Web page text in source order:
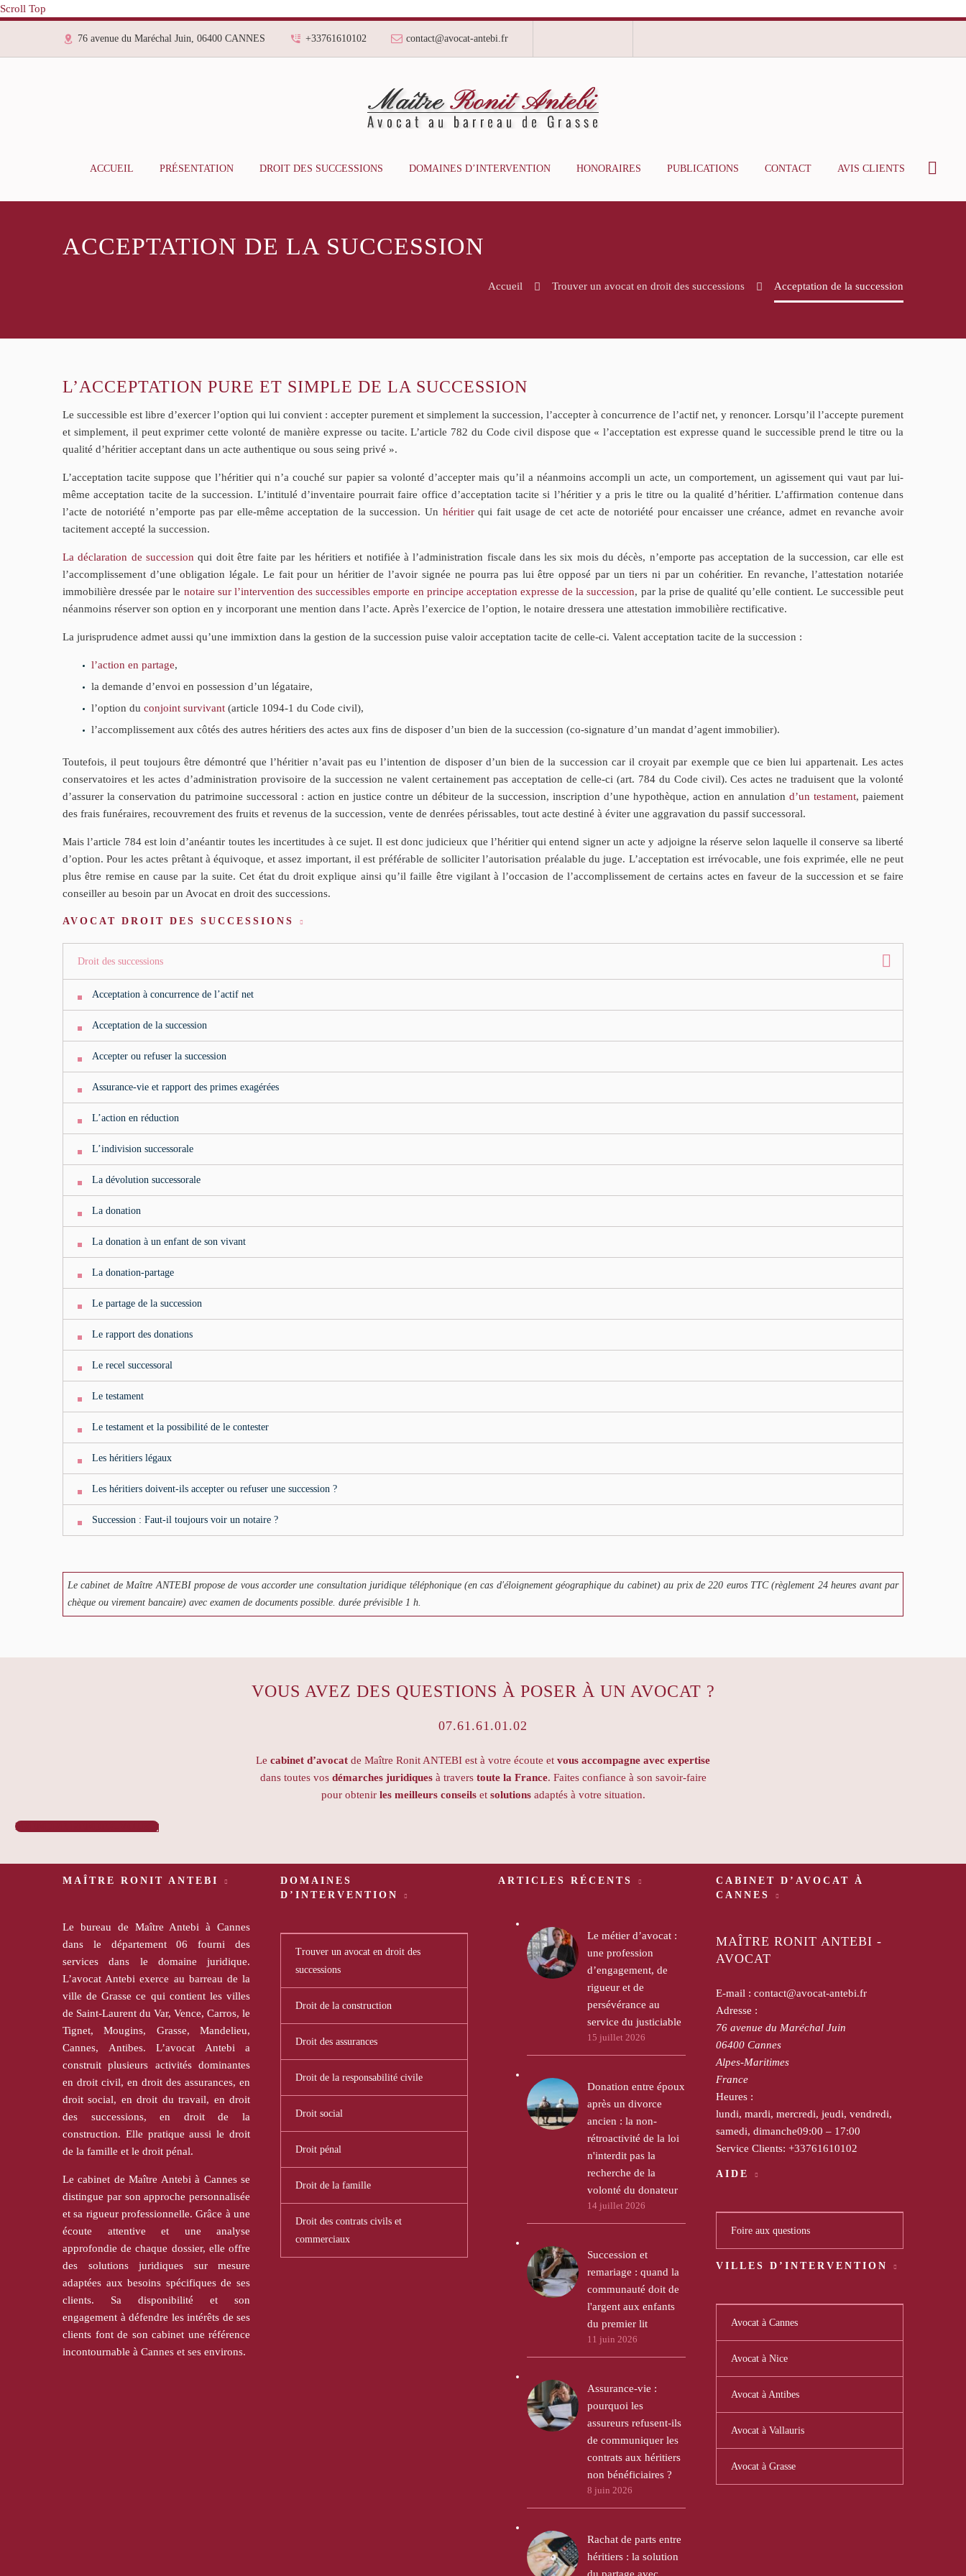
Scroll Top
76 avenue du Maréchal Juin, 06400 CANNES +33761610102 contact@avocat-antebi.fr
ACCUEIL PRÉSENTATION DROIT DES SUCCESSIONS DOMAINES D’INTERVENTION HONORAIRES PUBLICATIONS CONTACT AVIS CLIENTS
ACCEPTATION DE LA SUCCESSION
Accueil Trouver un avocat en droit des successions Acceptation de la succession
L’ACCEPTATION PURE ET SIMPLE DE LA SUCCESSION
Le successible est libre d’exercer l’option qui lui convient : accepter purement et simplement la succession, l’accepter à concurrence de l’actif net, y renoncer. Lorsqu’il l’accepte purement
et simplement, il peut exprimer cette volonté de manière expresse ou tacite. L’article 782 du Code civil dispose que « l’acceptation est expresse quand le successible prend le titre ou la
qualité d’héritier acceptant dans un acte authentique ou sous seing privé ».
L’acceptation tacite suppose que l’héritier qui n’a couché sur papier sa volonté d’accepter mais qu’il a néanmoins accompli un acte, un comportement, un agissement qui vaut par lui-
même acceptation tacite de la succession. L’intitulé d’inventaire pourrait faire office d’acceptation tacite si l’héritier y a pris le titre ou la qualité d’héritier. L’affirmation contenue dans
l’acte de notoriété n’emporte pas par elle-même acceptation de la succession. Un héritierqui fait usage de cet acte de notoriété pour encaisser une créance, admet en revanche avoir
tacitement accepté la succession.
La déclaration de succession qui doit être faite par les héritiers et notifiée à l’administration fiscale dans les six mois du décès, n’emporte pas acceptation de la succession, car elle est
l’accomplissement d’une obligation légale. Le fait pour un héritier de l’avoir signée ne pourra pas lui être opposé par un tiers ni par un cohéritier. En revanche, l’attestation notariée
immobilière dressée par le notaire sur l’intervention des successibles emporte en principe acceptation expresse de la succession, par la prise de qualité qu’elle contient. Le successible peut
néanmoins réserver son option en y incorporant une mention dans l’acte. Après l’exercice de l’option, le notaire dressera une attestation immobilière rectificative.
La jurisprudence admet aussi qu’une immixtion dans la gestion de la succession puise valoir acceptation tacite de celle-ci. Valent acceptation tacite de la succession :
l’action en partage,
la demande d’envoi en possession d’un légataire,
l’option du conjoint survivant (article 1094-1 du Code civil),
l’accomplissement aux côtés des autres héritiers des actes aux fins de disposer d’un bien de la succession (co-signature d’un mandat d’agent immobilier).
Toutefois, il peut toujours être démontré que l’héritier n’avait pas eu l’intention de disposer d’un bien de la succession car il croyait par exemple que ce bien lui appartenait. Les actes
conservatoires et les actes d’administration provisoire de la succession ne valent certainement pas acceptation de celle-ci (art. 784 du Code civil). Ces actes ne traduisent que la volonté
d’assurer la conservation du patrimoine successoral : action en justice contre un débiteur de la succession, inscription d’une hypothèque, action en annulation d’un testament, paiement
des frais funéraires, recouvrement des fruits et revenus de la succession, vente de denrées périssables, tout acte destiné à éviter une aggravation du passif successoral.
Mais l’article 784 est loin d’anéantir toutes les incertitudes à ce sujet. Il est donc judicieux que l’héritier qui entend signer un acte y adjoigne la réserve selon laquelle il conserve sa liberté
d’option. Pour les actes prêtant à équivoque, et assez important, il est préférable de solliciter l’autorisation préalable du juge. L’acceptation est irrévocable, une fois exprimée, elle ne peut
plus être remise en cause par la suite. Cet état du droit explique ainsi qu’il faille être vigilant à l’occasion de l’accomplissement de certains actes en faveur de la succession et se faire
conseiller au besoin par un Avocat en droit des successions.
AVOCAT DROIT DES SUCCESSIONS
Droit des successions
Acceptation à concurrence de l’actif net
Acceptation de la succession
Accepter ou refuser la succession
Assurance-vie et rapport des primes exagérées
L’action en réduction
L’indivision successorale
La dévolution successorale
La donation
La donation à un enfant de son vivant
La donation-partage
Le partage de la succession
Le rapport des donations
Le recel successoral
Le testament
Le testament et la possibilité de le contester
Les héritiers légaux
Les héritiers doivent-ils accepter ou refuser une succession ?
Succession : Faut-il toujours voir un notaire ?
Le cabinet de Maître ANTEBI propose de vous accorder une consultation juridique téléphonique (en cas d'éloignement géographique du cabinet) au prix de 220 euros TTC (règlement 24 heures avant par
chèque ou virement bancaire) avec examen de documents possible. durée prévisible 1 h.
VOUS AVEZ DES QUESTIONS À POSER À UN AVOCAT ?
07.61.61.01.02
Le cabinet d’avocat de Maître Ronit ANTEBI est à votre écoute et vous accompagne avec expertise
dans toutes vos démarches juridiquesà travers toute la France. Faites confiance à son savoir-faire
pour obtenir les meilleurs conseilset solutionsadaptés à votre situation.
PRENDRE RENDEZ-VOUS 
MAÎTRE RONIT ANTEBI
Le bureau de Maître Antebi à Cannes
dans le département 06 fourni des
services dans le domaine juridique.
L’avocat Antebi exerce au barreau de la
ville de Grasse ce qui contient les villes
de Saint-Laurent du Var, Vence, Carros, le
Tignet, Mougins, Grasse, Mandelieu,
Cannes, Antibes. L’avocat Antebi a
construit plusieurs activités dominantes
en droit civil, en droit des assurances, en
droit social, en droit du travail, en droit
des successions, en droit de la
construction. Elle pratique aussi le droit
de la famille et le droit pénal.
Le cabinet de Maître Antebi à Cannes se
distingue par son approche personnalisée
et sa rigueur professionnelle. Grâce à une
écoute attentive et une analyse
approfondie de chaque dossier, elle offre
des solutions juridiques sur mesure
adaptées aux besoins spécifiques de ses
clients. Sa disponibilité et son
engagement à défendre les intérêts de ses
clients font de son cabinet une référence
incontournable à Cannes et ses environs.
DOMAINES
D’INTERVENTION
Trouver un avocat en droit des
successions
Droit de la construction
Droit des assurances
Droit de la responsabilité civile
Droit social
Droit pénal
Droit de la famille
Droit des contrats civils et
commerciaux
ARTICLES RÉCENTS
Le métier d’avocat :
une profession
d’engagement, de
rigueur et de
persévérance au
service du justiciable
15 juillet 2026
Donation entre époux
après un divorce
ancien : la non-
rétroactivité de la loi
n'interdit pas la
recherche de la
volonté du donateur
14 juillet 2026
Succession et
remariage : quand la
communauté doit de
l'argent aux enfants
du premier lit
11 juin 2026
Assurance-vie :
pourquoi les
assureurs refusent-ils
de communiquer les
contrats aux héritiers
non bénéficiaires ?
8 juin 2026
Rachat de parts entre
héritiers : la solution
du partage avec
CABINET D’AVOCAT À
CANNES
MAÎTRE RONIT ANTEBI -
AVOCAT
E-mail : contact@avocat-antebi.fr
Adresse :
76 avenue du Maréchal Juin
06400 Cannes
Alpes-Maritimes
France
Heures :
lundi, mardi, mercredi, jeudi, vendredi,
samedi, dimanche09:00 – 17:00
Service Clients: +33761610102
AIDE
Foire aux questions
VILLES D’INTERVENTION
Avocat à Cannes
Avocat à Nice
Avocat à Antibes
Avocat à Vallauris
Avocat à Grasse